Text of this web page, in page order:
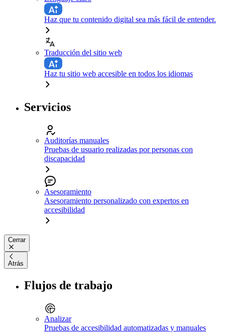
Haz que tu contenido digital sea más fácil de entender.
Traducción del sitio web
Haz tu sitio web accesible en todos los idiomas
Servicios
Auditorías manuales
Pruebas de usuario realizadas por personas con
discapacidad
Asesoramiento
Asesoramiento personalizado con expertos en
accesibilidad
Cerrar
Atrás
Flujos de trabajo
Analizar
Pruebas de accesibilidad automatizadas y manuales